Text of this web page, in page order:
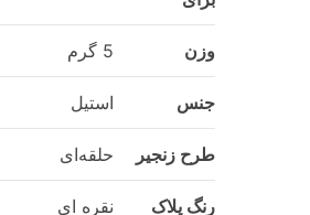
وزن 5 گرم
جنس استیل
طرح زنجیر حلقه‌ای
رنگ پلاک نقره ای